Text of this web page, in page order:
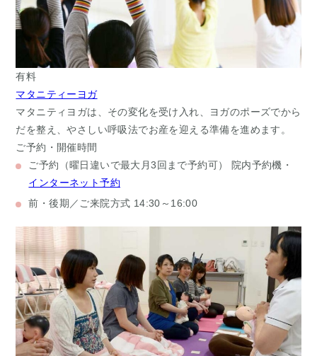
有料
マタニティーヨガ
マタニティヨガは、その変化を受け入れ、ヨガのポーズでから
だを整え、やさしい呼吸法でお産を迎える準備を進めます。
ご予約・開催時間
ご予約
（曜日違いで最大月3回まで予約可）
院内予約機・
インターネット予約
前・後期／ご来院方式 14:30～16:00